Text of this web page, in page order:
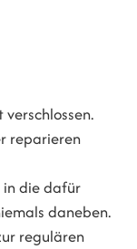
reparieren
in die dafür
daneben.
regulären